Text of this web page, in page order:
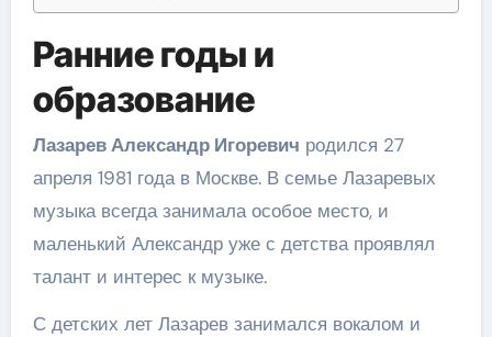
Ранние годы и
образование
Лазарев Александр Игоревич родился 27
апреля 1981 года в Москве. В семье Лазаревых
музыка всегда занимала особое место, и
маленький Александр уже с детства проявлял
талант и интерес к музыке.
С детских лет Лазарев занимался вокалом и